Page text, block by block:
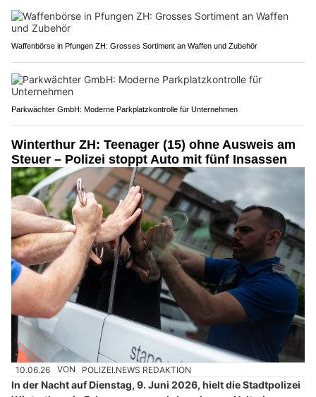
Waffenbörse in Pfungen ZH: Grosses Sortiment an Waffen und Zubehör
Parkwächter GmbH: Moderne Parkplatzkontrolle für Unternehmen
Winterthur ZH: Teenager (15) ohne Ausweis am
Steuer – Polizei stoppt Auto mit fünf Insassen
10.06.26 VON POLIZEI.NEWS REDAKTION
In der Nacht auf Dienstag, 9. Juni 2026, hielt die Stadtpolizei